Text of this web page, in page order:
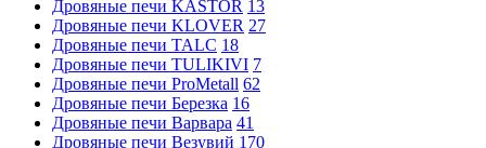
Дровяные печи KASTOR 13
Дровяные печи KLOVER 27
Дровяные печи TALC 18
Дровяные печи TULIKIVI 7
Дровяные печи ProMetall 62
Дровяные печи Березка 16
Дровяные печи Варвара 41
Дровяные печи Везувий 170